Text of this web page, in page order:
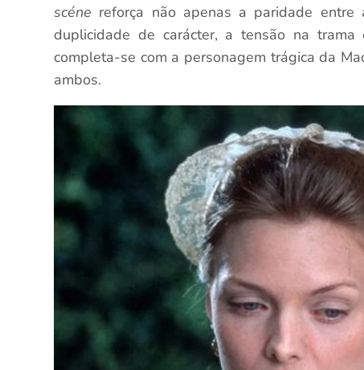
scéne reforça não apenas a paridade
duplicidade de carácter, a tensão na
completa-se com a personagem trágica da
ambos.